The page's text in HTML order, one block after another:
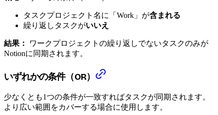
タスクプロジェクト名に「Work」が含まれる
繰り返しタスクがいいえ
結果：
ワークプロジェクトの繰り返しでないタスクのみが
Notionに同期されます。
いずれかの条件（OR）
少なくとも1つの条件が一致すればタスクが同期されます。
より広い範囲をカバーする場合に使用します。